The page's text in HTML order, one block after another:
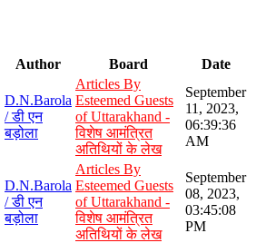
Author Board Date
D.N.Barola
/ डी एन
बड़ोला
Articles By
Esteemed Guests
of Uttarakhand -
विशेष आमंत्रित
अतिथियों के लेख
September
11, 2023,
06:39:36
AM
D.N.Barola
/ डी एन
बड़ोला
Articles By
Esteemed Guests
of Uttarakhand -
विशेष आमंत्रित
अतिथियों के लेख
September
08, 2023,
03:45:08
PM